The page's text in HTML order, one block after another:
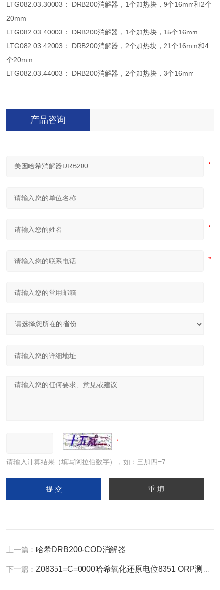
LTG082.03.30003： DRB200消解器，1个加热块，9个16mm和2个
20mm
LTG082.03.40003： DRB200消解器，1个加热块，15个16mm
LTG082.03.42003： DRB200消解器，2个加热块，21个16mm和4
个20mm
LTG082.03.44003： DRB200消解器，2个加热块，3个16mm
产品咨询
请输入计算结果（填写阿拉伯数字），如：三加四=7
上一篇： 哈希DRB200-COD消解器
下一篇：Z08351=C=0000哈希氧化还原电位8351 ORP测定仪电极